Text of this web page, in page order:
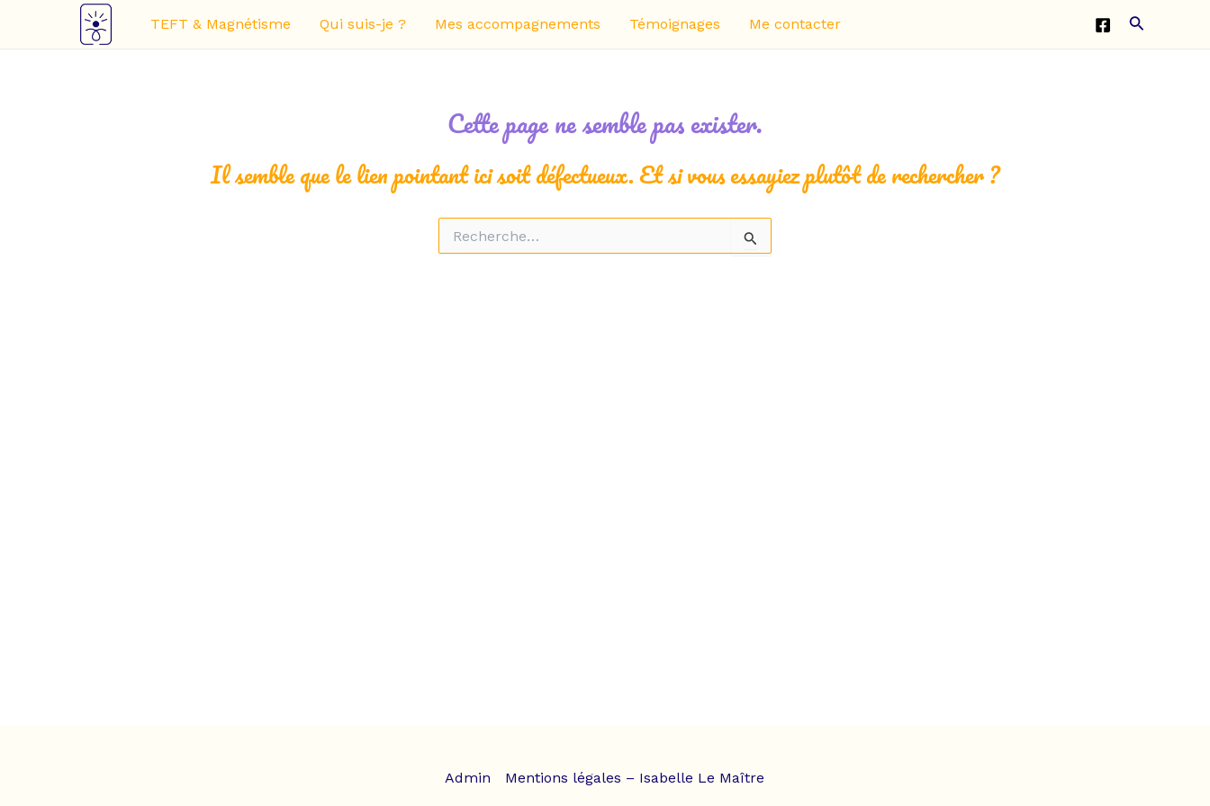
TEFT & Magnétisme Qui suis-je ? Mes accompagnements Témoignages Me contacter
Cette page ne semble pas exister.
Il semble que le lien pointant ici soit défectueux. Et si vous essayiez plutôt de rechercher ?
Rechercher :
Admin Mentions légales – Isabelle Le Maître